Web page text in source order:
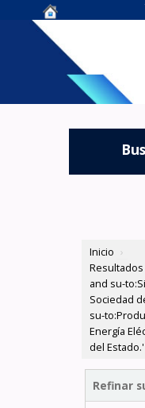
Centro de
OLADE -
Inicio ›
Resultados
and su-
Sociedad
su-
Energía
del Estado.'
Refinar